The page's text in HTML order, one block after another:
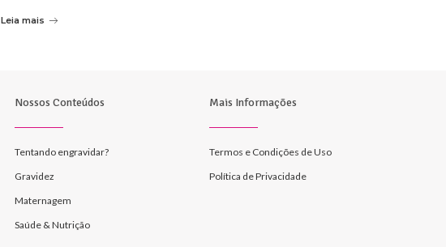
Leia mais
Nossos Conteúdos
Tentando engravidar?
Gravidez
Maternagem
Saúde & Nutrição
Mais Informações
Termos e Condições de Uso
Política de Privacidade